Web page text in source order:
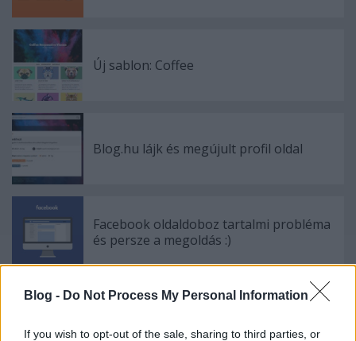
Blog - Do Not Process My Personal Information
If you wish to opt-out of the sale, sharing to third parties, or
Új sablon: Coffee
Blog.hu lájk és megújult profil oldal
Facebook oldaldoboz tartalmi probléma
és persze a megoldás :)